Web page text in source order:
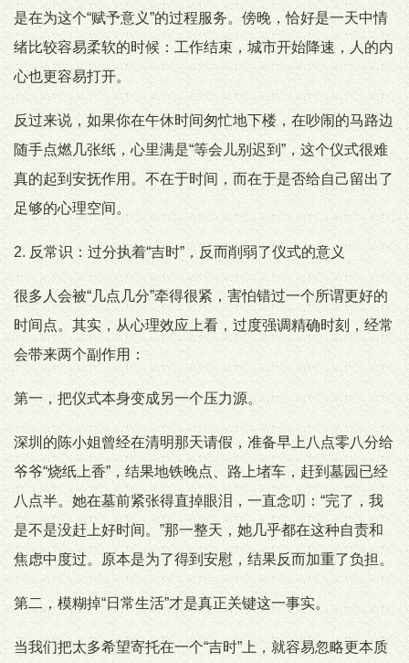
是在为这个“赋予意义”的过程服务。傍晚，恰好是一天中情
绪比较容易柔软的时候：工作结束，城市开始降速，人的内
心也更容易打开。
反过来说，如果你在午休时间匆忙地下楼，在吵闹的马路边
随手点燃几张纸，心里满是“等会儿别迟到”，这个仪式很难
真的起到安抚作用。不在于时间，而在于是否给自己留出了
足够的心理空间。
2. 反常识：过分执着“吉时”，反而削弱了仪式的意义
很多人会被“几点几分”牵得很紧，害怕错过一个所谓更好的
时间点。其实，从心理效应上看，过度强调精确时刻，经常
会带来两个副作用：
第一，把仪式本身变成另一个压力源。
深圳的陈小姐曾经在清明那天请假，准备早上八点零八分给
爷爷“烧纸上香”，结果地铁晚点、路上堵车，赶到墓园已经
八点半。她在墓前紧张得直掉眼泪，一直念叨：“完了，我
是不是没赶上好时间。”那一整天，她几乎都在这种自责和
焦虑中度过。原本是为了得到安慰，结果反而加重了负担。
第二，模糊掉“日常生活”才是真正关键这一事实。
当我们把太多希望寄托在一个“吉时”上，就容易忽略更本质